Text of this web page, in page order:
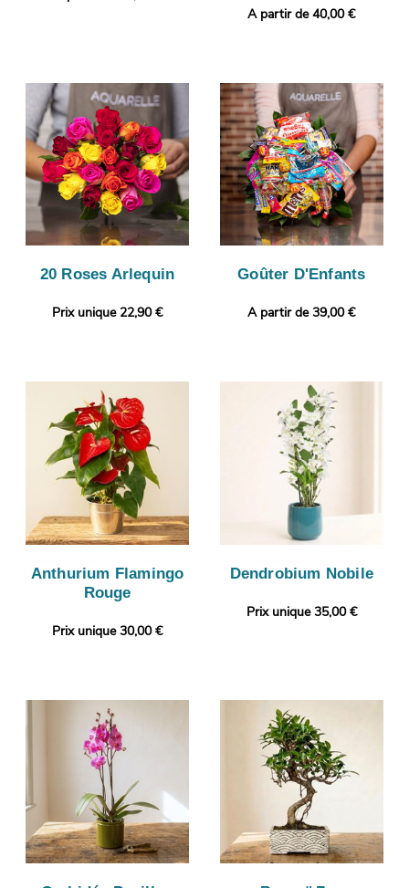
A partir de 40,00 €
20 Roses Arlequin
Prix unique 22,90 €
Goûter D'Enfants
A partir de 39,00 €
Anthurium Flamingo
Rouge
Prix unique 30,00 €
Dendrobium Nobile
Prix unique 35,00 €